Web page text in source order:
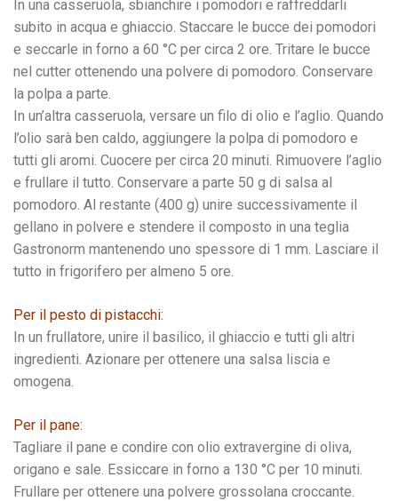
In una casseruola, sbianchire i pomodori e raffreddarli
subito in acqua e ghiaccio. Staccare le bucce dei pomodori
e seccarle in forno a 60 °C per circa 2 ore. Tritare le bucce
nel cutter ottenendo una polvere di pomodoro. Conservare
la polpa a parte.
In un’altra casseruola, versare un filo di olio e l’aglio. Quando
l’olio sarà ben caldo, aggiungere la polpa di pomodoro e
tutti gli aromi. Cuocere per circa 20 minuti. Rimuovere l’aglio
e frullare il tutto. Conservare a parte 50 g di salsa al
pomodoro. Al restante (400 g) unire successivamente il
gellano in polvere e stendere il composto in una teglia
Gastronorm mantenendo uno spessore di 1 mm. Lasciare il
tutto in frigorifero per almeno 5 ore.
Per il pesto di pistacchi:
In un frullatore, unire il basilico, il ghiaccio e tutti gli altri
ingredienti. Azionare per ottenere una salsa liscia e
omogena.
Per il pane:
Tagliare il pane e condire con olio extravergine di oliva,
origano e sale. Essiccare in forno a 130 °C per 10 minuti.
Frullare per ottenere una polvere grossolana croccante.